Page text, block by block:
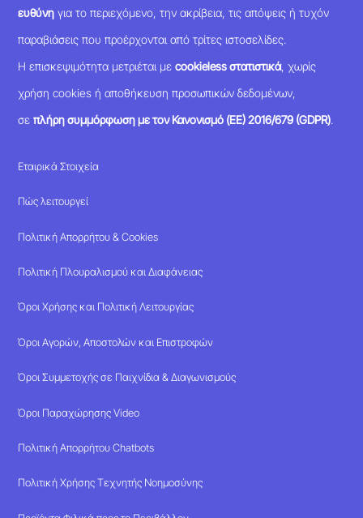
ευθύνη για το περιεχόμενο, την ακρίβεια, τις απόψεις ή τυχόν
παραβιάσεις που προέρχονται από τρίτες ιστοσελίδες.
Η επισκεψιμότητα μετριέται μεcookieless στατιστικά, χωρίς
χρήση cookies ή αποθήκευση προσωπικών δεδομένων,
σεπλήρη συμμόρφωση με τον Κανονισμό (ΕΕ) 2016/679 (GDPR).
Εταιρικά Στοιχεία
Πώς λειτουργεί
Πολιτική Απορρήτου & Cookies
Πολιτική Πλουραλισμού και Διαφάνειας
Όροι Χρήσης και Πολιτική Λειτουργίας
Όροι Αγορών, Αποστολών και Επιστροφών
Όροι Συμμετοχής σε Παιχνίδια & Διαγωνισμούς
Όροι Παραχώρησης Video
Πολιτική Απορρήτου Chatbots
Πολιτική Χρήσης Τεχνητής Νοημοσύνης